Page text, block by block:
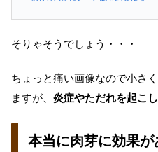
そりゃそうでしょう・・・
ちょっと痛い画像なので小さ
ますが、 炎症やただれを起こ
本当に肉芽に効果が